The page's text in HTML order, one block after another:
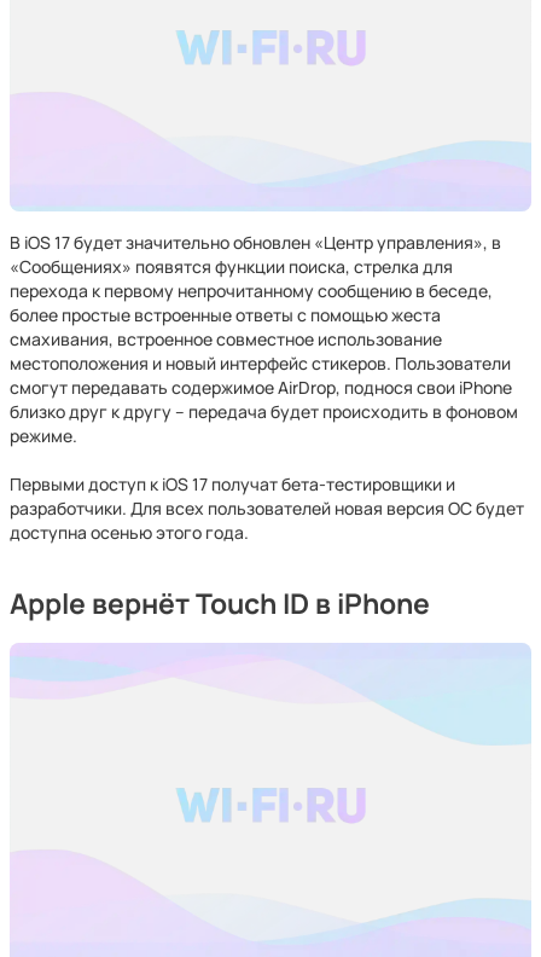
В iOS 17 будет значительно обновлен «Центр управления», в
«Сообщениях» появятся функции поиска, стрелка для
перехода к первому непрочитанному сообщению в беседе,
более простые встроенные ответы с помощью жеста
смахивания, встроенное совместное использование
местоположения и новый интерфейс стикеров. Пользователи
смогут передавать содержимое AirDrop, поднося свои iPhone
близко друг к другу – передача будет происходить в фоновом
режиме.
Первыми доступ к iOS 17 получат бета-тестировщики и
разработчики. Для всех пользователей новая версия ОС будет
доступна осенью этого года.
Apple вернёт Touch ID в iPhone